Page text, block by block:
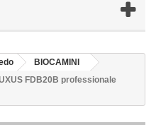
BIOCAMINI
FDB20B professionale